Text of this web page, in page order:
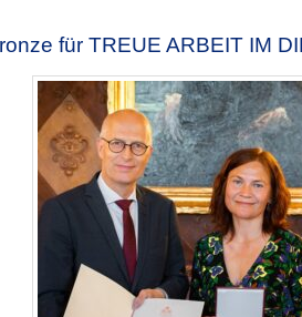
für TREUE ARBEIT IM